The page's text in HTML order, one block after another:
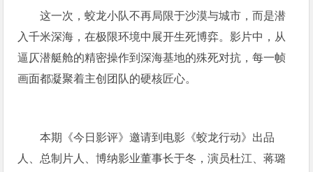
这一次，蛟龙小队不再局限于沙漠与城市，而是潜
入千米深海，在极限环境中展开生死博弈。影片中，从
逼仄潜艇舱的精密操作到深海基地的殊死对抗，每一帧
画面都凝聚着主创团队的硬核匠心。
本期《今日影评》邀请到电影《蛟龙行动》出品
人、总制片人、博纳影业董事长于冬，演员杜江、蒋璐